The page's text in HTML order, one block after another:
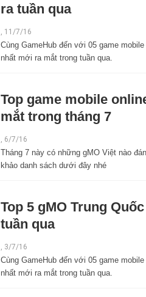
ra tuần qua
11/7/16
Cùng GameHub đến với 05 game
nhất mới ra mắt trong tuần qua.
Top game mobile
mắt trong tháng 7
, 6/7/16
Tháng 7 này có những gMO Việt nào
khảo danh sách dưới đây nhé
Top 5 gMO Trung
tuần qua
, 3/7/16
Cùng GameHub đến với 05 game
nhất mới ra mắt trong tuần qua.